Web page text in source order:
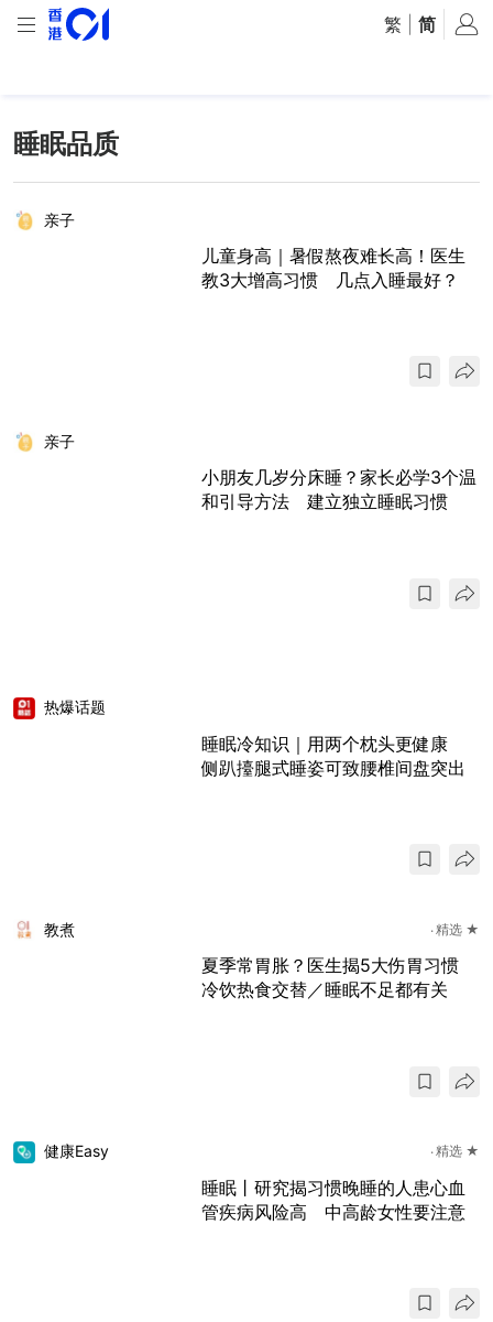
繁 简
睡眠品质
亲子
儿童身高｜暑假熬夜难长高！医生
教3大增高习惯 几点入睡最好？
亲子
小朋友几岁分床睡？家长必学3个温
和引导方法 建立独立睡眠习惯
热爆话题
睡眠冷知识｜用两个枕头更健康
侧趴擡腿式睡姿可致腰椎间盘突出
教煮 精选 ★
夏季常胃胀？医生揭5大伤胃习惯
冷饮热食交替／睡眠不足都有关
健康Easy 精选 ★
睡眠丨研究揭习惯晚睡的人患心血
管疾病风险高 中高龄女性要注意